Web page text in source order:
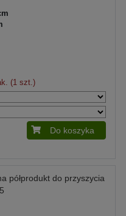
(1 szt.)
Do koszyka
półprodukt do przyszycia